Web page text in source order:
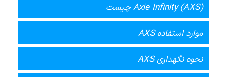
Axie Infinity (AXS) چیست
موارد استفاده AXS
نحوه نگهداری AXS